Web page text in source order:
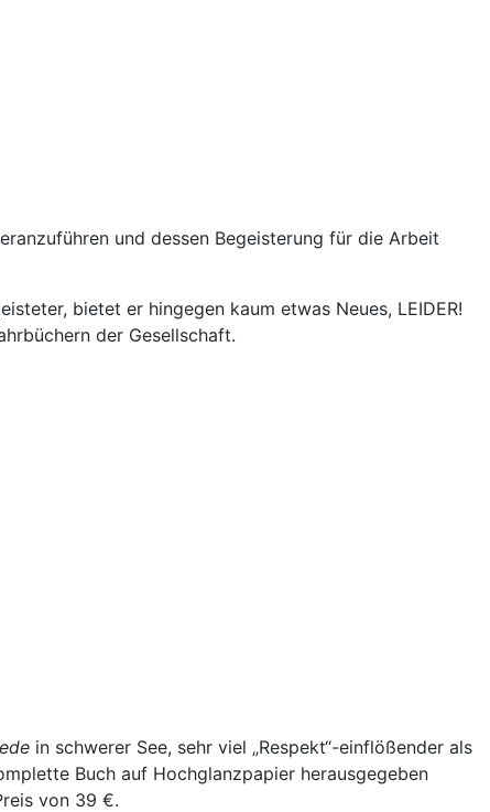
und dessen Begeisterung für die Arbeit
bietet er hingegen kaum etwas Neues, LEIDER!
der Gesellschaft.
in schwerer See, sehr viel „Respekt“-einflößender als
Buch auf Hochglanzpapier herausgegeben
von 39 €.